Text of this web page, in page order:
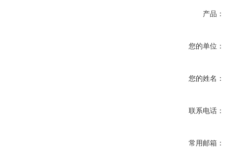
产品：
您的单位：
您的姓名：
联系电话：
常用邮箱：